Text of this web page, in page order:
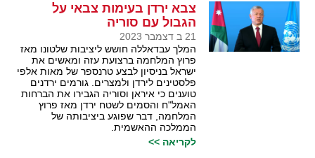
צבא ירדן בעימות צבאי על
הגבול עם סוריה
21 ב דצמבר 2023
המלך עבדאללה חושש ליציבות שלטונו מאז
פרוץ המלחמה ברצועת עזה ומאשים את
ישראל בניסיון לבצע טרנספר של מאות אלפי
פלסטינים לירדן ולמצרים. גורמים ירדנים
טוענים כי איראן וסוריה הגבירו את הברחות
האמל"ח והסמים לשטח ירדן מאז פרוץ
המלחמה, דבר שפוגע ביציבותה של
הממלכה ההאשמית.
לקריאה >>